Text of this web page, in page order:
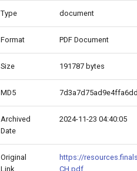
Type document
Format PDF Document
Size 191787 bytes
MD5
Archived
Date
2024-11-23 04:40:05
Original
Link
https://
CH.pdf